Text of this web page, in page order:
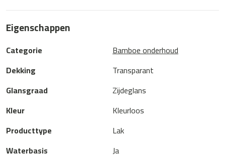
Eigenschappen
Categorie
Bamboe onderhoud
Dekking
Transparant
Glansgraad
Zijdeglans
Kleur
Kleurloos
Producttype
Lak
Waterbasis
Ja